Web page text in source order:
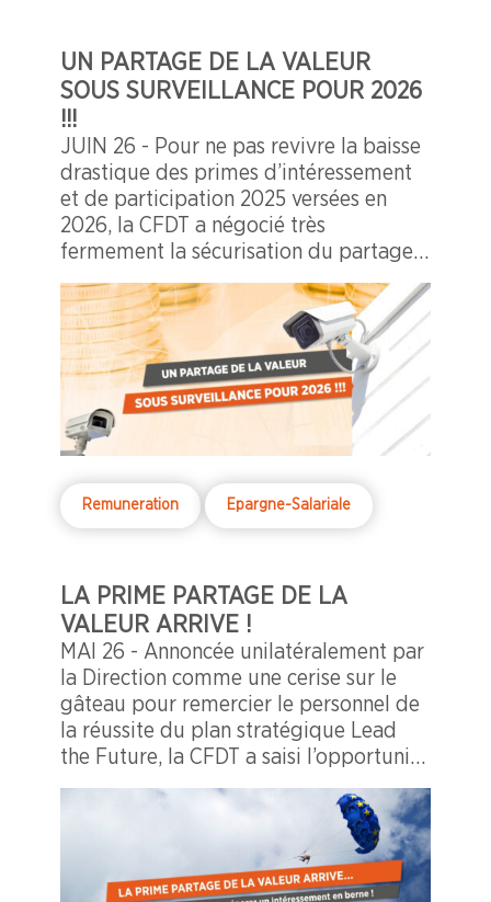
UN PARTAGE DE LA VALEUR
SOUS SURVEILLANCE POUR 2026
!!!
JUIN 26 - Pour ne pas revivre la baisse
drastique des primes d’intéressement
et de participation 2025 versées en
2026, la CFDT a négocié très
fermement la sécurisation du partage
de la valeur dès l’année prochaine.
Remuneration Epargne-Salariale
LA PRIME PARTAGE DE LA
VALEUR ARRIVE !
MAI 26 - Annoncée unilatéralement par
la Direction comme une cerise sur le
gâteau pour remercier le personnel de
la réussite du plan stratégique Lead
the Future, la CFDT a saisi l’opportunité
de la Prime Partage de la Valeur pour
exiger une forme de compensation au
regard de l’effondrement des primes